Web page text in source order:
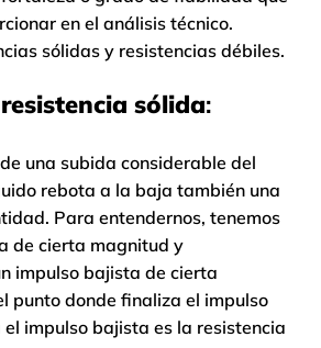
en el análisis técnico.
sólidas y resistencias débiles.
sólida:
una subida considerable del
rebota a la baja también una
Para entendernos, tenemos
de cierta magnitud y
impulso bajista de cierta
punto donde finaliza el impulso
impulso bajista es la resistencia